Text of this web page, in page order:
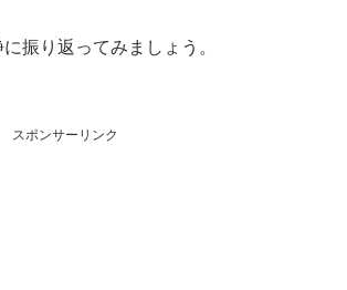
振り返ってみましょう。
スポンサーリンク